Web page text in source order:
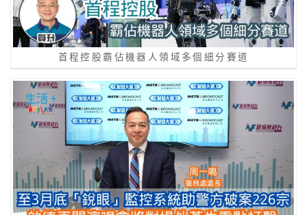
首程控股霸佔機器人領域多個細分賽道